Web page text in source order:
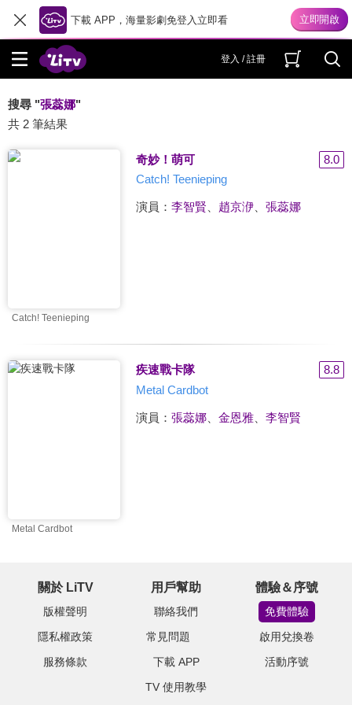
下載 APP，海量影劇免登入立即看
登入 / 註冊
搜尋 "張蕊娜"
共 2 筆結果
Catch! Teenieping
奇妙！萌可
8.0
Catch! Teenieping
演員： 李智賢 趙京洢、 張蕊娜
Metal Cardbot
疾速戰卡隊
8.8
Metal Cardbot
演員： 張蕊娜、 金恩雅、 李智賢
關於 LiTV
版權聲明
隱私權政策
服務條款
用戶幫助
聯絡我們
常見問題
下載 APP
TV 使用教學
體驗＆序號
免費體驗
啟用兌換卷
活動序號